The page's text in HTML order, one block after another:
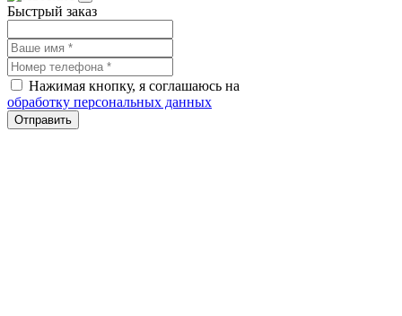
Быстрый заказ
Нажимая кнопку, я соглашаюсь на
обработку персональных данных
Отправить